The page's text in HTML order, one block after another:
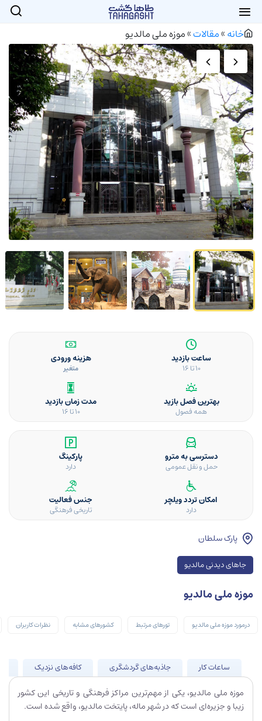
خانه»مقالات»موزه ملی مالدیو
ساعت بازدید
10 تا 16
هزینه ورودی
متغیر
بهترین فصل بازید
همه فصول
مدت زمان بازدید
10 تا 16
دسترسی به مترو
حمل و نقل عمومی
پارکینگ
دارد
امکان تردد ویلچر
دارد
جنس فعالیت
تاریخی فرهنگی
پارک سلطان
جاهای دیدنی مالدیو
موزه ملی مالدیو
درمورد موزه ملی مالدیو تورهای مرتبط کشورهای مشابه نظرات کاربران
ساعات کار جاذبه‌های گردشگری کافه‌های نزدیک
موزه ملی مالدیو، یکی از مهم‌ترین مراکز فرهنگی و تاریخی این کشور
زیبا و جزیره‌ای است که در شهر ماله، پایتخت مالدیو، واقع شده است.